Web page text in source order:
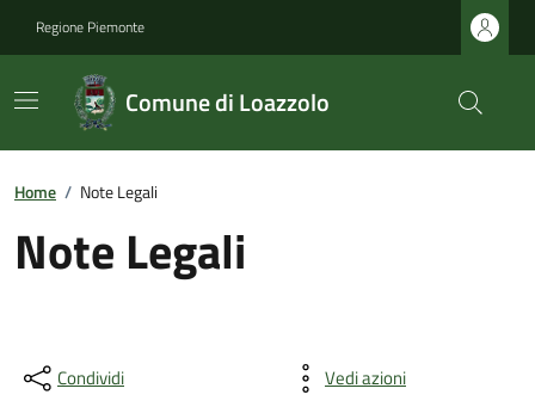
Regione Piemonte
Comune di Loazzolo
Home / Note Legali
Note Legali
Condividi Vedi azioni